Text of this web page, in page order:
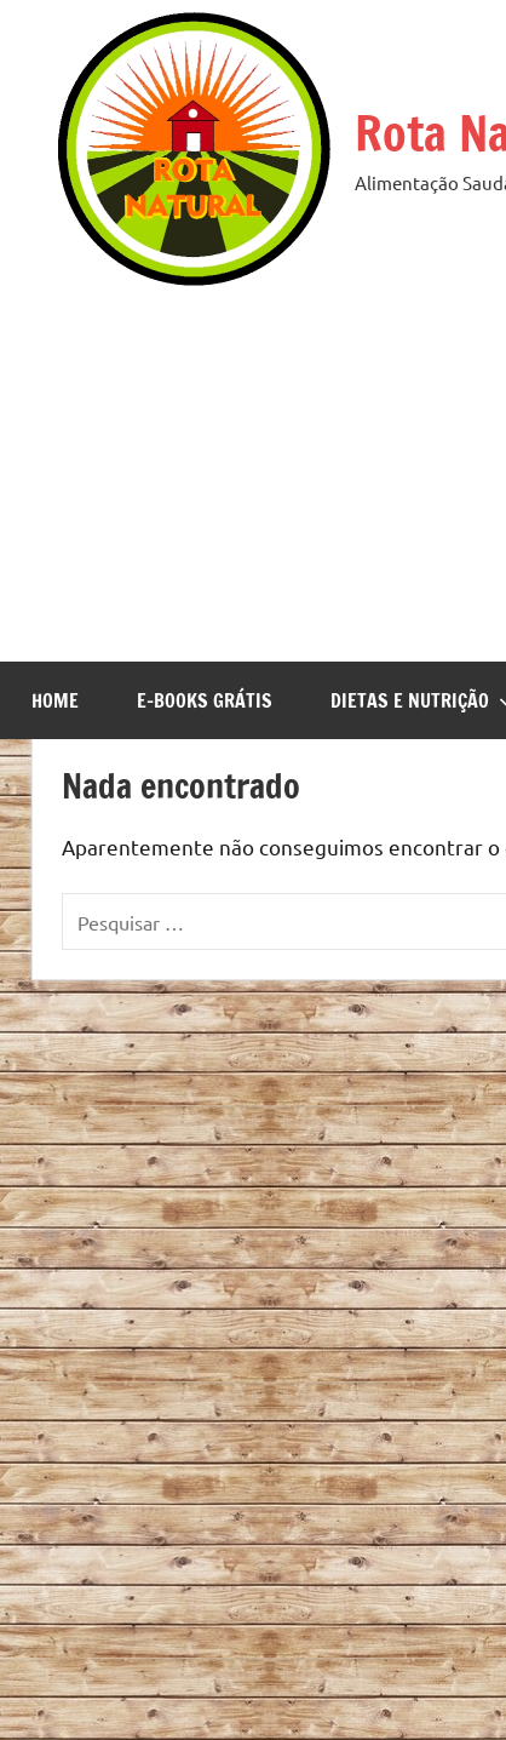
conteúdo
Rota
Alimentação
HOME E-BOOKS GRÁTIS DIETAS E NUTRIÇÃO
Nada encontrado
Aparentemente não conseguimos encontrar o
Pesquisar
por: